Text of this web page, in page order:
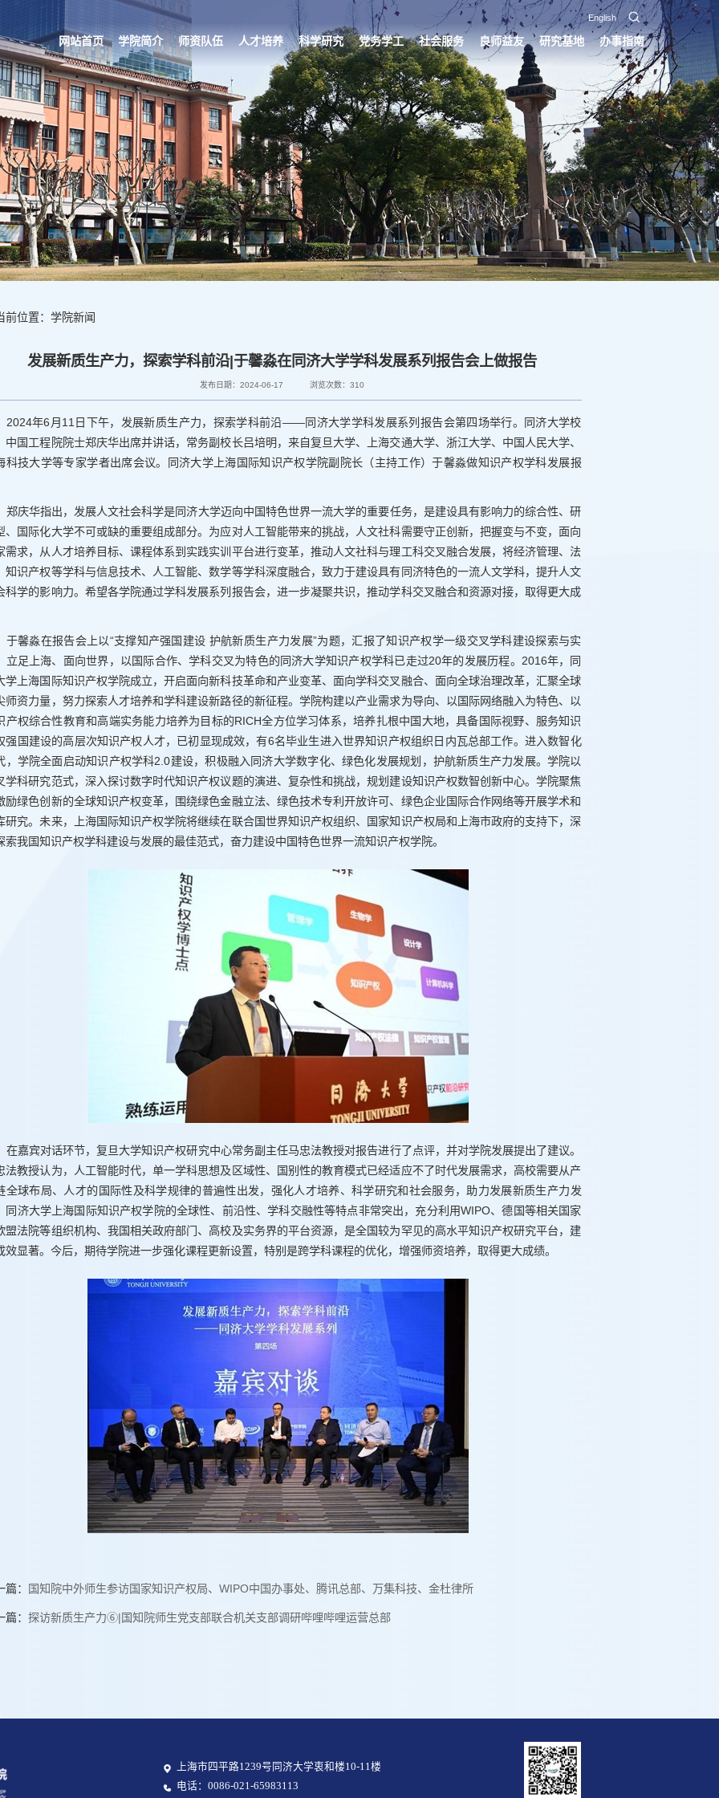
English
网站首页 学院简介 师资队伍 人才培养 科学研究 党务学工 社会服务 良师益友 研究基地 办事指南
前位置：学院新闻
发展新质生产力，探索学科前沿|于馨淼在同济大学学科发展系列报告会上做报告
发布日期：2024-06-17 浏览次数：310
2024年6月11日下午，发展新质生产力，探索学科前沿——同济大学学科发展系列报告会第四场举行。同济大学校
中国工程院院士郑庆华出席并讲话，常务副校长吕培明，来自复旦大学、上海交通大学、浙江大学、中国人民大学、
科技大学等专家学者出席会议。同济大学上海国际知识产权学院副院长（主持工作）于馨淼做知识产权学科发展报
郑庆华指出，发展人文社会科学是同济大学迈向中国特色世界一流大学的重要任务，是建设具有影响力的综合性、研
、国际化大学不可或缺的重要组成部分。为应对人工智能带来的挑战，人文社科需要守正创新，把握变与不变，面向
需求，从人才培养目标、课程体系到实践实训平台进行变革，推动人文社科与理工科交叉融合发展，将经济管理、法
知识产权等学科与信息技术、人工智能、数学等学科深度融合，致力于建设具有同济特色的一流人文学科，提升人文
科学的影响力。希望各学院通过学科发展系列报告会，进一步凝聚共识，推动学科交叉融合和资源对接，取得更大成
于馨淼在报告会上以“支撑知产强国建设 护航新质生产力发展”为题，汇报了知识产权学一级交叉学科建设探索与实
立足上海、面向世界，以国际合作、学科交叉为特色的同济大学知识产权学科已走过20年的发展历程。2016年，同
学上海国际知识产权学院成立，开启面向新科技革命和产业变革、面向学科交叉融合、面向全球治理改革，汇聚全球
师资力量，努力探索人才培养和学科建设新路径的新征程。学院构建以产业需求为导向、以国际网络融入为特色、以
产权综合性教育和高端实务能力培养为目标的RICH全方位学习体系，培养扎根中国大地，具备国际视野、服务知识
强国建设的高层次知识产权人才，已初显现成效，有6名毕业生进入世界知识产权组织日内瓦总部工作。进入数智化
，学院全面启动知识产权学科2.0建设，积极融入同济大学数字化、绿色化发展规划，护航新质生产力发展。学院以
学科研究范式，深入探讨数字时代知识产权议题的演进、复杂性和挑战，规划建设知识产权数智创新中心。学院聚焦
励绿色创新的全球知识产权变革，围绕绿色金融立法、绿色技术专利开放许可、绿色企业国际合作网络等开展学术和
研究。未来，上海国际知识产权学院将继续在联合国世界知识产权组织、国家知识产权局和上海市政府的支持下，深
索我国知识产权学科建设与发展的最佳范式，奋力建设中国特色世界一流知识产权学院。
在嘉宾对话环节，复旦大学知识产权研究中心常务副主任马忠法教授对报告进行了点评，并对学院发展提出了建议。
法教授认为，人工智能时代，单一学科思想及区域性、国别性的教育模式已经适应不了时代发展需求，高校需要从产
全球布局、人才的国际性及科学规律的普遍性出发，强化人才培养、科学研究和社会服务，助力发展新质生产力发
同济大学上海国际知识产权学院的全球性、前沿性、学科交融性等特点非常突出，充分利用WIPO、德国等相关国家
盟法院等组织机构、我国相关政府部门、高校及实务界的平台资源，是全国较为罕见的高水平知识产权研究平台，建
效显著。今后，期待学院进一步强化课程更新设置，特别是跨学科课程的优化，增强师资培养，取得更大成绩。
篇： 国知院中外师生参访国家知识产权局、WIPO中国办事处、腾讯总部、万集科技、金杜律所
篇：探访新质生产力⑥|国知院师生党支部联合机关支部调研哔哩哔哩运营总部
上海市四平路1239号同济大学衷和楼10-11楼
电话：0086-021-65983113